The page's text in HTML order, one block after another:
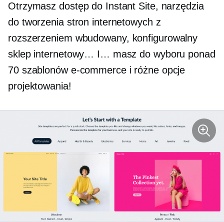
Otrzymasz dostęp do Instant Site, narzędzia
do tworzenia stron internetowych z
rozszerzeniem wbudowany, konfigurowalny
sklep internetowy… I… masz do wyboru ponad
70 szablonów e-commerce i różne opcje
projektowania!